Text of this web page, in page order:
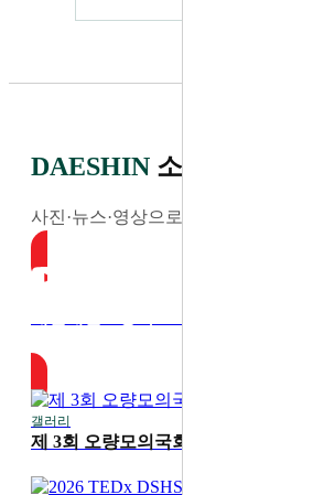
DAESHIN 소식
사진·뉴스·영상으로 전하는 최신 소식
갤러리
제 3회 오량모의국회